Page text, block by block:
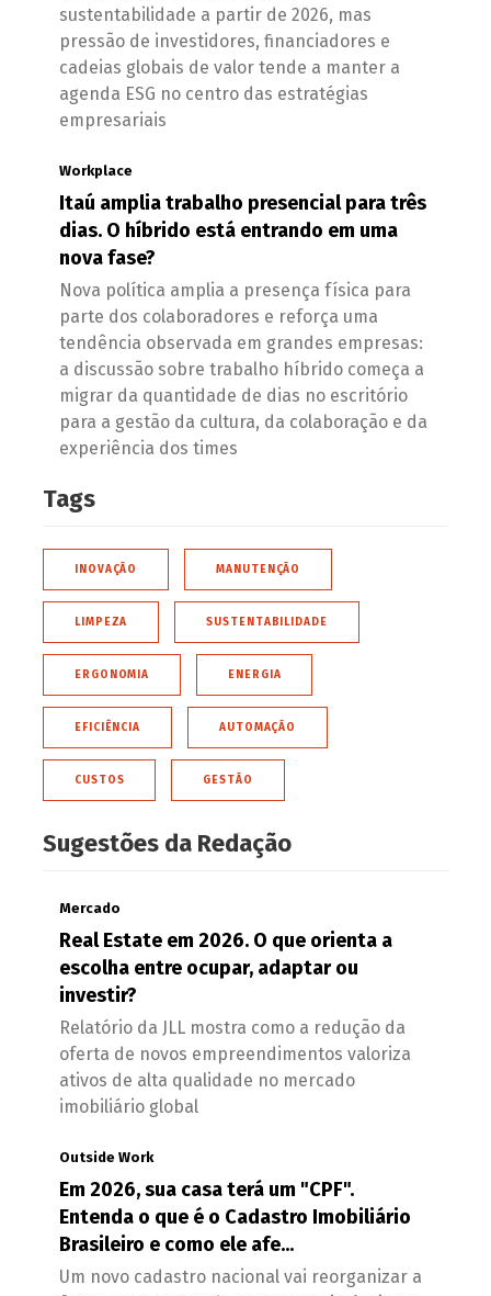
sustentabilidade a partir de 2026, mas
pressão de investidores, financiadores e
cadeias globais de valor tende a manter a
agenda ESG no centro das estratégias
empresariais
Workplace
Itaú amplia trabalho presencial para três
dias. O híbrido está entrando em uma
nova fase?
Nova política amplia a presença física para
parte dos colaboradores e reforça uma
tendência observada em grandes empresas:
a discussão sobre trabalho híbrido começa a
migrar da quantidade de dias no escritório
para a gestão da cultura, da colaboração e da
experiência dos times
Tags
INOVAÇÃO MANUTENÇÃO
LIMPEZA SUSTENTABILIDADE
ERGONOMIA ENERGIA
EFICIÊNCIA AUTOMAÇÃO
CUSTOS GESTÃO
Sugestões da Redação
Mercado
Real Estate em 2026. O que orienta a
escolha entre ocupar, adaptar ou
investir?
Relatório da JLL mostra como a redução da
oferta de novos empreendimentos valoriza
ativos de alta qualidade no mercado
imobiliário global
Outside Work
Em 2026, sua casa terá um "CPF".
Entenda o que é o Cadastro Imobiliário
Brasileiro e como ele afe...
Um novo cadastro nacional vai reorganizar a